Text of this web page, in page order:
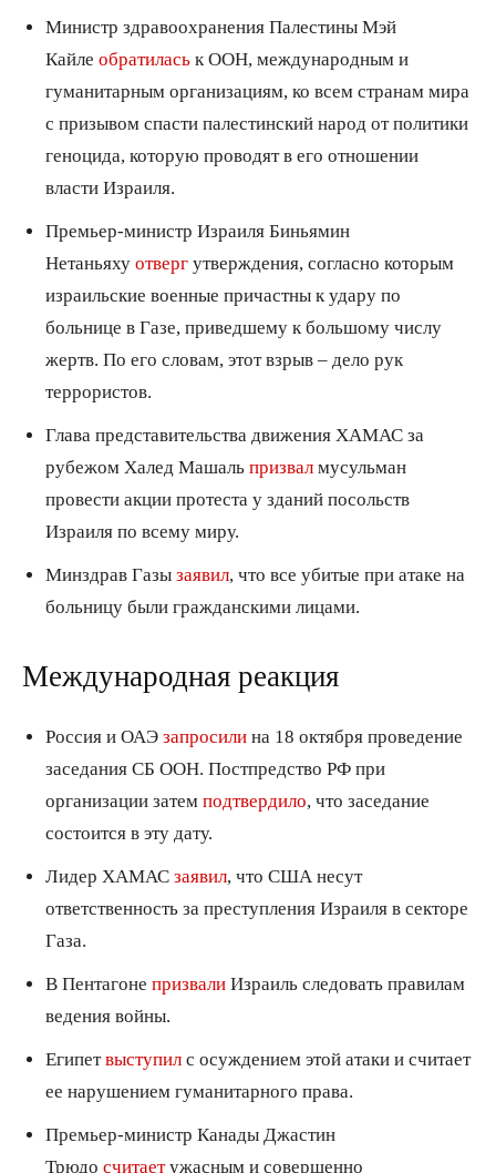
Министр здравоохранения Палестины Мэй
Кайле обратилась к ООН, международным и
гуманитарным организациям, ко всем странам мира
с призывом спасти палестинский народ от политики
геноцида, которую проводят в его отношении
власти Израиля.
Премьер-министр Израиля Биньямин
Нетаньяху отверг утверждения, согласно которым
израильские военные причастны к удару по
больнице в Газе, приведшему к большому числу
жертв. По его словам, этот взрыв – дело рук
террористов.
Глава представительства движения ХАМАС за
рубежом Халед Машаль призвал мусульман
провести акции протеста у зданий посольств
Израиля по всему миру.
Минздрав Газы заявил , что все убитые при атаке на
больницу были гражданскими лицами.
Международная реакция
Россия и ОАЭ запросили на 18 октября проведение
заседания СБ ООН. Постпредство РФ при
организации затем подтвердило , что заседание
состоится в эту дату.
Лидер ХАМАС заявил , что США несут
ответственность за преступления Израиля в секторе
Газа.
В Пентагоне призвали Израиль следовать правилам
ведения войны.
Египетвыступил с осуждением этой атаки и считает
ее нарушением гуманитарного права.
Премьер-министр Канады Джастин
Трюдо считаетужасным и совершенно